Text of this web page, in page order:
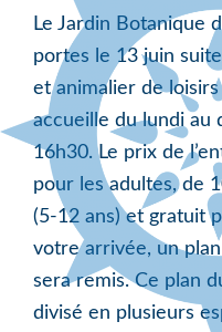
Le Jardin Botanique
portes le 13 juin
et animalier de
accueille du lundi au
16h30. Le prix de
pour les adultes, de
(5-12 ans) et gratuit
votre arrivée, un
sera remis. Ce plan
divisé en plusieurs